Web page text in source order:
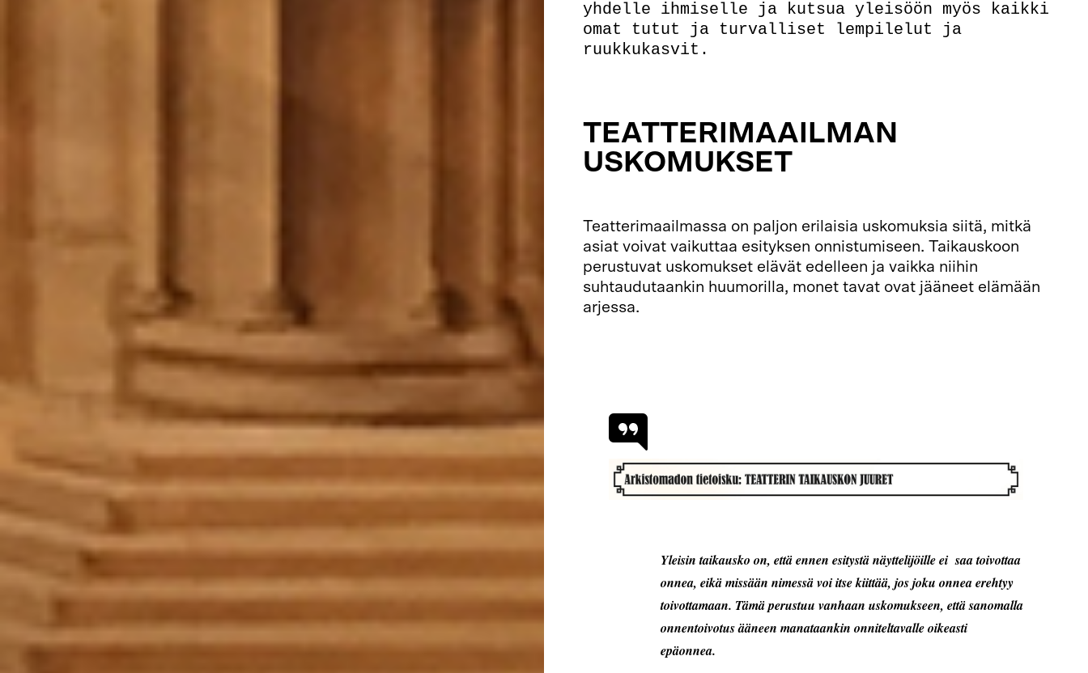
yhdelle ihmiselle ja kutsua yleisöön myös kaikki
omat tutut ja turvalliset lempilelut ja
ruukkukasvit.
TEATTERIMAAILMAN
USKOMUKSET
Teatterimaailmassa on paljon erilaisia uskomuksia siitä, mitkä
asiat voivat vaikuttaa esityksen onnistumiseen. Taikauskoon
perustuvat uskomukset elävät edelleen ja vaikka niihin
suhtaudutaankin huumorilla, monet tavat ovat jääneet elämään
arjessa.
Yleisin taikausko on, että ennen esitystä näyttelijöille ei saa toivottaa
onnea, eikä missään nimessä voi itse kiittää, jos joku onnea erehtyy
toivottamaan. Tämä perustuu vanhaan uskomukseen, että sanomalla
onnentoivotus ääneen manataankin onniteltavalle oikeasti
epäonnea.